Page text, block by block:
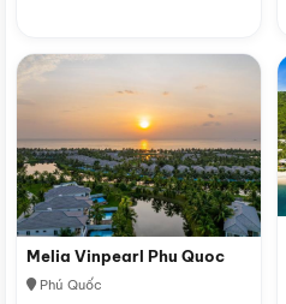
Melia Vinpearl Phu Quoc
Phú Quốc